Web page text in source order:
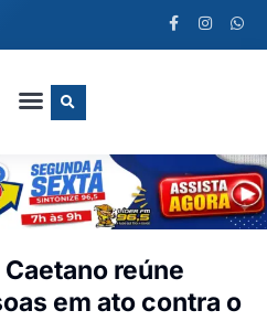
reúne
em ato contra o